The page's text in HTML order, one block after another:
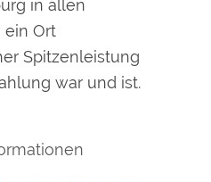
in allen
ein Ort
Spitzenleistung
war und ist.